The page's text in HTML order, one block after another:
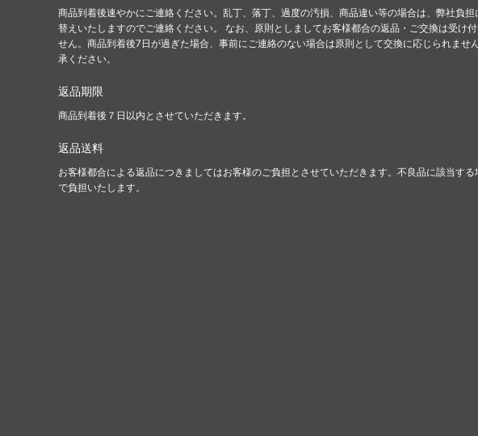
商品到着後速やかにご連絡ください。乱丁、落丁、過度の汚損、商品違い等の場合は、弊社負担
替えいたしますのでご連絡ください。 なお、原則としましてお客様都合の返品・ご交換は受け付
せん。商品到着後7日が過ぎた場合、事前にご連絡のない場合は原則として交換に応じられませ
承ください。
返品期限
商品到着後７日以内とさせていただきます。
返品送料
お客様都合による返品につきましてはお客様のご負担とさせていただきます。不良品に該当する
で負担いたします。